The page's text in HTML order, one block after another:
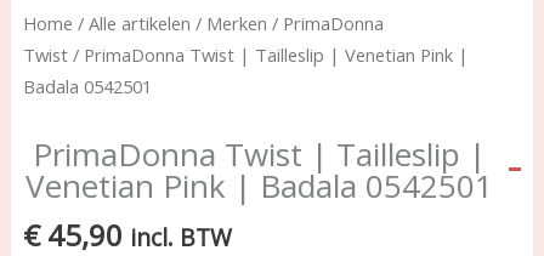
Home / Alle artikelen / Merken / PrimaDonna
Twist/ PrimaDonna Twist | Tailleslip | Venetian Pink |
Badala 0542501
PrimaDonna Twist | Tailleslip |
Venetian Pink | Badala 0542501
€45,90 incl. BTW